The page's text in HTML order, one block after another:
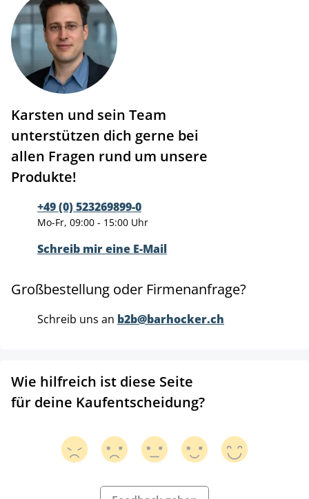
Karsten und sein Team
unterstützen dich gerne bei
allen Fragen rund um unsere
Produkte!
+49 (0) 523269899-0
Mo-Fr, 09:00 - 15:00 Uhr
Schreib mir eine E-Mail
Großbestellung oder Firmenanfrage?
Schreib uns an b2b@barhocker.ch
Wie hilfreich ist diese Seite
für deine Kaufentscheidung?